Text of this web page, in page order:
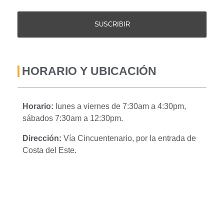
HORARIO Y UBICACIÓN
Horario: lunes a viernes de 7:30am a 4:30pm,
sábados 7:30am a 12:30pm.
Dirección: Vía Cincuentenario, por la entrada de
Costa del Este.